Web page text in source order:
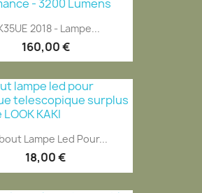
2018 - Lampe...
160,00 €
Lampe Led Pour...
18,00 €